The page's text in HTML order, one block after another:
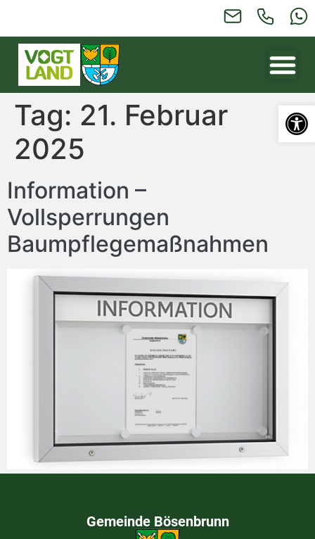
Tag: 21. Februar
2025
Information –
Vollsperrungen
Baumpflegemaßnahmen
Gemeinde Bösenbrunn